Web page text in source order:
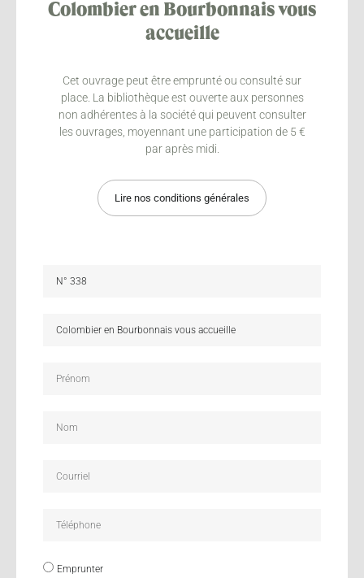
Colombier en Bourbonnais vous
accueille
Cet ouvrage peut être emprunté ou consulté sur
place. La bibliothèque est ouverte aux personnes
non adhérentes à la société qui peuvent consulter
les ouvrages, moyennant une participation de 5 €
par après midi.
Lire nos conditions générales
Emprunter